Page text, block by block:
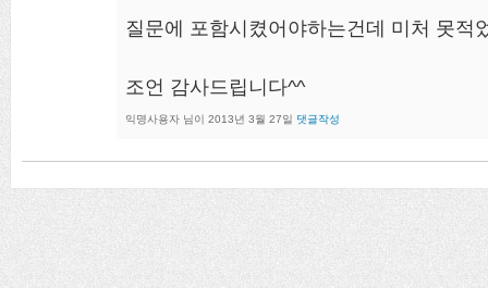
질문에 포함시켰어야하는건데 미처 못적
조언 감사드립니다^^
익명사용자 님이 2013년 3월 27일 댓글작성